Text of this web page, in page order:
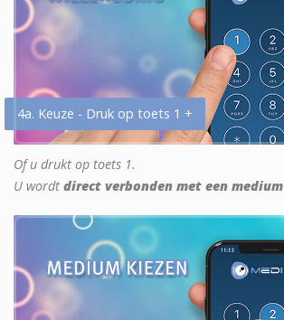
4a. Keuze - Druk op toets 1 +
Of u drukt op toets 1.
U wordt direct verbonden met een medium